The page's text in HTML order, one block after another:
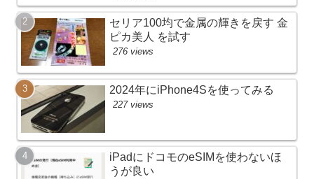
セリア100均で金属の輝きを戻す 金
ピカ美人 を試す
276 views
2024年にiPhone4Sを使ってみる
227 views
iPadにドコモのeSIMを使わないほ
うが良い